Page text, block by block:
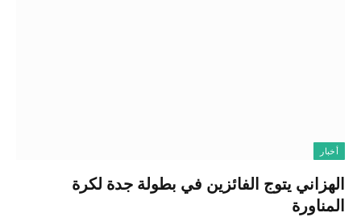
أخبار
الهزاني يتوج الفائزين في بطولة جدة لكرة
المناورة